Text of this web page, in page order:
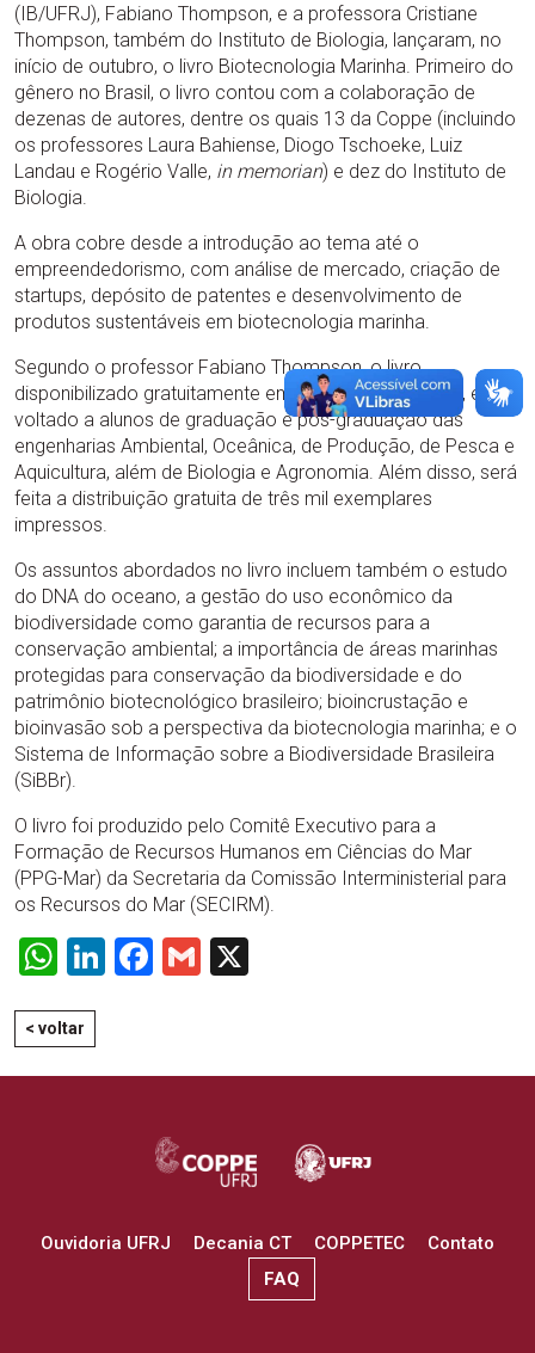
(IB/UFRJ), Fabiano Thompson, e a professora Cristiane
Thompson, também do Instituto de Biologia, lançaram, no
início de outubro, o livro Biotecnologia Marinha. Primeiro do
gênero no Brasil, o livro contou com a colaboração de
dezenas de autores, dentre os quais 13 da Coppe (incluindo
os professores Laura Bahiense, Diogo Tschoeke, Luiz
Landau e Rogério Valle, in memorian) e dez do Instituto de
Biologia.
A obra cobre desde a introdução ao tema até o
empreendedorismo, com análise de mercado, criação de
startups, depósito de patentes e desenvolvimento de
produtos sustentáveis em biotecnologia marinha.
Segundo o professor Fabiano Thompson, o livro
disponibilizado gratuitamente em pdf nesteendereço , é
voltado a alunos de graduação e pós-graduação das
engenharias Ambiental, Oceânica, de Produção, de Pesca e
Aquicultura, além de Biologia e Agronomia. Além disso, será
feita a distribuição gratuita de três mil exemplares
impressos.
Os assuntos abordados no livro incluem também o estudo
do DNA do oceano, a gestão do uso econômico da
biodiversidade como garantia de recursos para a
conservação ambiental; a importância de áreas marinhas
protegidas para conservação da biodiversidade e do
patrimônio biotecnológico brasileiro; bioincrustação e
bioinvasão sob a perspectiva da biotecnologia marinha; e o
Sistema de Informação sobre a Biodiversidade Brasileira
(SiBBr).
O livro foi produzido pelo Comitê Executivo para a
Formação de Recursos Humanos em Ciências do Mar
(PPG-Mar) da Secretaria da Comissão Interministerial para
os Recursos do Mar (SECIRM).
WhatsApp
LinkedIn
Facebook
Gmail
< voltar
Ouvidoria UFRJ Decania CT COPPETEC
Contato
FAQ